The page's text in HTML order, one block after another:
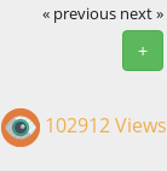
« previous next »
+
102912 Views